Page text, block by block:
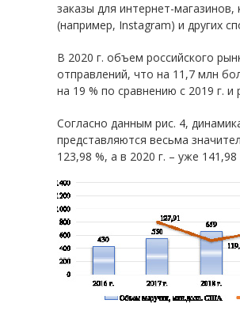
заказы для интернет-
(например, Instagram) и других
В 2020 г. объем российского
отправлений, что на 11,7 млн
на 19 % по сравнению с 2019 г. и
Согласно данным рис. 4,
представляются весьма
123,98 %, а в 2020 г. – уже